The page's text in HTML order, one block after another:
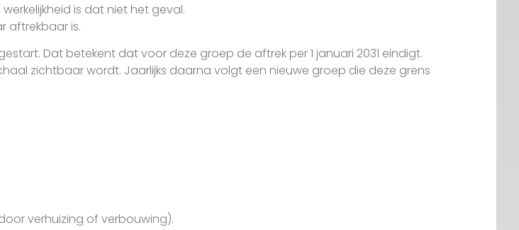
is dat niet het geval.
aftrekbaar is.
Dat betekent dat voor deze groep de aftrek per 1 januari 2031 eindigt.
zichtbaar wordt. Jaarlijks daarna volgt een nieuwe groep die deze grens
verhuizing of verbouwing).